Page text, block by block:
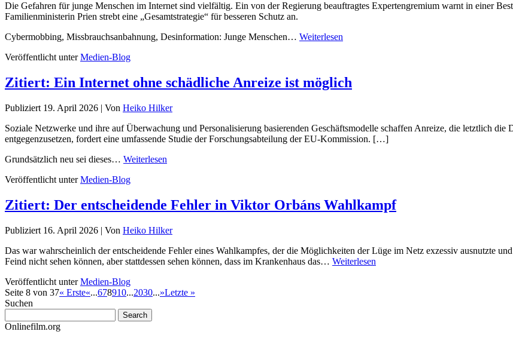
Die Gefahren für junge Menschen im Internet sind vielfältig. Ein von der Regierung beauftragtes Expertengremium warnt in einer
Familienministerin Prien strebt eine „Gesamtstrategie“ für besseren Schutz an.
Cybermobbing, Missbrauchsanbahnung, Desinformation: Junge Menschen… Weiterlesen
Veröffentlicht unter Medien-Blog
Zitiert: Ein Internet ohne schädliche Anreize ist möglich
Publiziert 19. April 2026 | Von Heiko Hilker
Soziale Netzwerke und ihre auf Überwachung und Personalisierung basierenden Geschäftsmodelle schaffen Anreize, die letztlich
entgegenzusetzen, fordert eine umfassende Studie der Forschungsabteilung der EU-Kommission. […]
Grundsätzlich neu sei dieses… Weiterlesen
Veröffentlicht unter Medien-Blog
Zitiert: Der entscheidende Fehler in Viktor Orbáns Wahlkampf
Publiziert 16. April 2026 | Von Heiko Hilker
Das war wahrscheinlich der entscheidende Fehler eines Wahlkampfes, der die Möglichkeiten der Lüge im Netz exzessiv ausnutzte
Feind nicht sehen können, aber stattdessen sehen können, dass im Krankenhaus das… Weiterlesen
Veröffentlicht unter Medien-Blog
Seite 8 von 37« Erste«...678910...2030...»Letzte »
Suchen
Onlinefilm.org